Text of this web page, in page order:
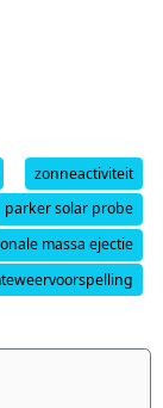
zonneactiviteit
parker solar probe
massa ejectie